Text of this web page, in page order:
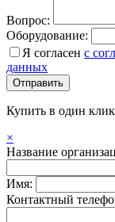
Вопрос:
Оборудование:
Я согласен с
данных
Купить в один клик
×
Название
Имя:
Контактный